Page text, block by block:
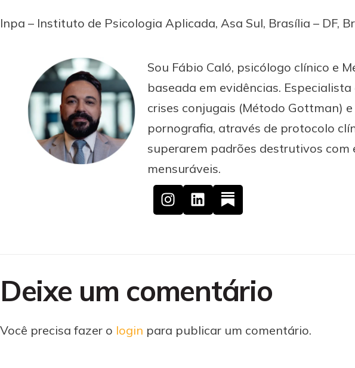
Inpa – Instituto de Psicologia Aplicada, Asa Sul, Brasília – DF,
Sou Fábio Caló, psicólogo clínico e
baseada em evidências.
crises conjugais (Método Gottman)
pornografia, através de protocolo
superarem padrões destrutivos
mensuráveis.
Deixe um comentário
Você precisa fazer o login para publicar um comentário.